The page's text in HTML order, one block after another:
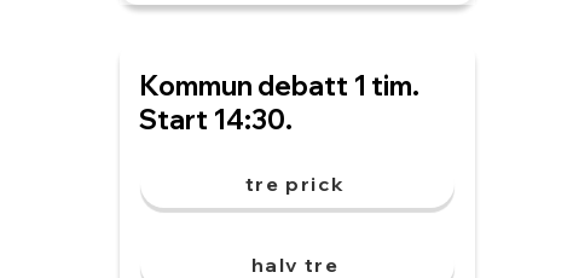
Kommun debatt 1 tim.
Start 14:30.
tre prick
halv tre